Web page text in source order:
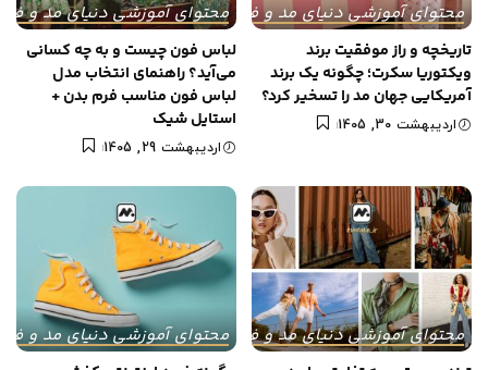
محتوای آموزشی دنیای مد و فشن
تاریخچه و راز موفقیت برند
ویکتوریا سکرت؛ چگونه یک برند
آمریکایی جهان مد را تسخیر کرد؟
اردیبهشت 30, 1405
محتوای آموزشی دنیای مد و
لباس فون چیست و به چه کسانی
می‌آید؟ راهنمای انتخاب مدل
لباس فون مناسب فرم بدن +
استایل شیک
اردیبهشت 29, 1405
محتوای آموزشی دنیای مد و فشنمحتوای آموزشی دنیای مد و